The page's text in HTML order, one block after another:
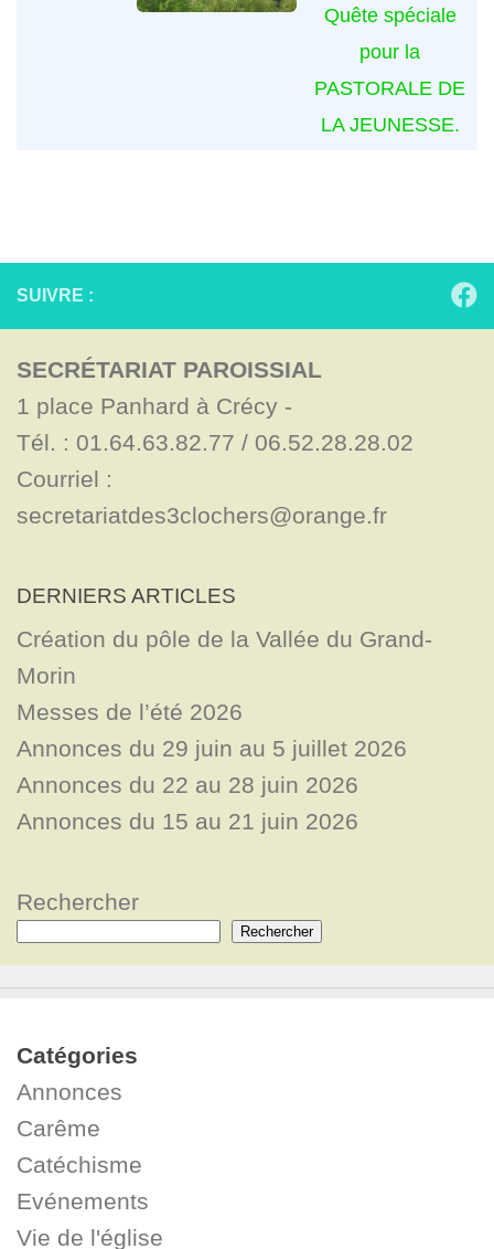
Quête spéciale
pour la
PASTORALE DE
LA JEUNESSE.
SUIVRE :
SECRÉTARIAT PAROISSIAL
1 place Panhard à Crécy -
Tél. : 01.64.63.82.77 / 06.52.28.28.02
Courriel :
secretariatdes3clochers@orange.fr
DERNIERS ARTICLES
Création du pôle de la Vallée du Grand-
Morin
Messes de l’été 2026
Annonces du 29 juin au 5 juillet 2026
Annonces du 22 au 28 juin 2026
Annonces du 15 au 21 juin 2026
Rechercher
Rechercher
Catégories
Annonces
Carême
Catéchisme
Evénements
Vie de l'église